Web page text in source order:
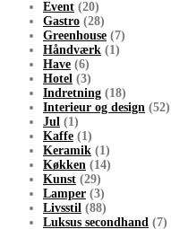
Event (20)
Gastro (28)
Greenhouse (7)
Håndværk (1)
Have (6)
Hotel (3)
Indretning (18)
Interieur og design (52)
Jul (1)
Kaffe (1)
Keramik (1)
Køkken (14)
Kunst (29)
Lamper (3)
Livsstil (88)
Luksus secondhand (7)